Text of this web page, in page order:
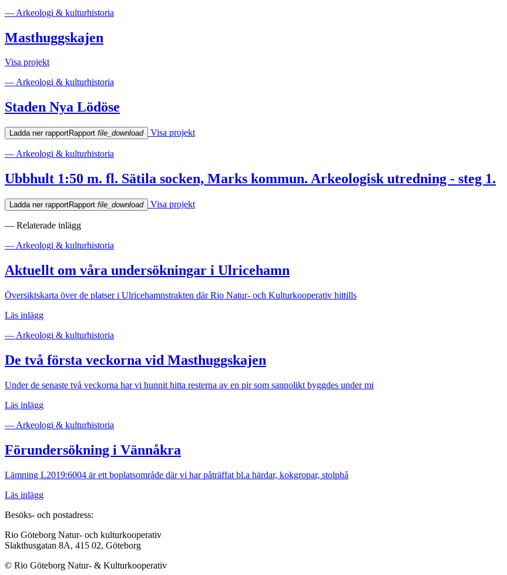
— Arkeologi & kulturhistoria
Masthuggskajen
Visa projekt
— Arkeologi & kulturhistoria
Staden Nya Lödöse
Ladda ner rapportRapport file_download Visa projekt
— Arkeologi & kulturhistoria
Ubbhult 1:50 m. fl. Sätila socken, Marks kommun. Arkeologisk utredning - steg 1.
Ladda ner rapportRapport file_download Visa projekt
— Relaterade inlägg
— Arkeologi & kulturhistoria
Aktuellt om våra undersökningar i Ulricehamn
Översiktskarta över de platser i Ulricehamnstrakten där Rio Natur- och Kulturkooperativ hittills
Läs inlägg
— Arkeologi & kulturhistoria
De två första veckorna vid Masthuggskajen
Under de senaste två veckorna har vi hunnit hitta resterna av en pir som sannolikt byggdes under mi
Läs inlägg
— Arkeologi & kulturhistoria
Förundersökning i Vännåkra
Lämning L2019:6004 är ett boplatsområde där vi har påträffat bl.a härdar, kokgropar, stolphå
Läs inlägg
Besöks- och postadress:
Rio Göteborg Natur- och kulturkooperativ
Slakthusgatan 8A, 415 02, Göteborg
© Rio Göteborg Natur- & Kulturkooperativ